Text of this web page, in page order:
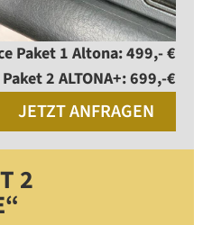
Paket 1 Altona: 499,- €
2 ALTONA+: 699,-€
JETZT ANFRAGEN
2